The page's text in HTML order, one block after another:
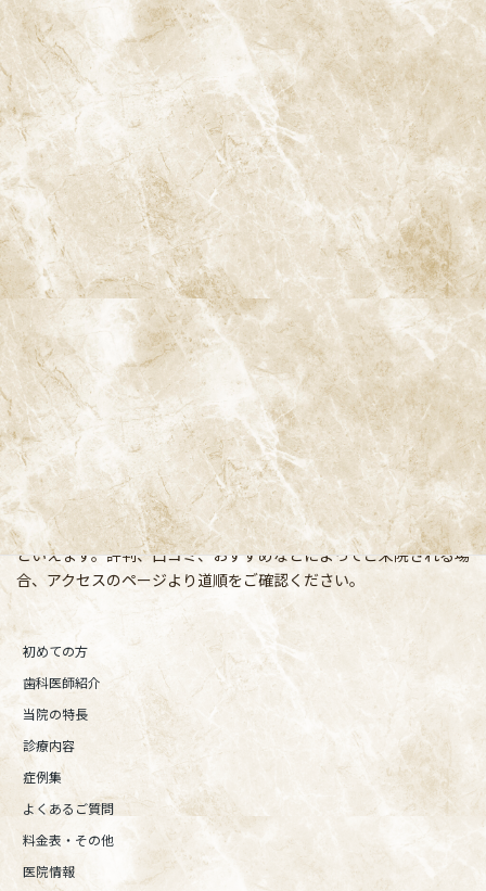
阿佐ヶ谷ことぶき歯科・矯正歯科
〒166-0004 東京都杉並区阿佐谷南3-37-14 第二北原ビル3階
阿佐ヶ谷の歯医者「阿佐ヶ谷ことぶき歯科・矯正歯科」 は、JR中
央線(快速)「阿佐ケ谷駅」徒歩0分 / JR中央/総武線「阿佐ケ谷駅」
徒歩0分 / 東京メトロ丸ノ内線「南阿佐ケ谷駅」徒歩8分の、駅す
ぐでとても通いやすい場所にある歯医者です。杉並区や中野区、新
宿、東京都内、隣接県や遠方からも患者様に来院頂きやすい環境
といえます。評判、口コミ、おすすめなどによってご来院される場
合、アクセスのページより道順をご確認ください。
初めての方
歯科医師紹介
当院の特長
診療内容
症例集
よくあるご質問
料金表・その他
医院情報